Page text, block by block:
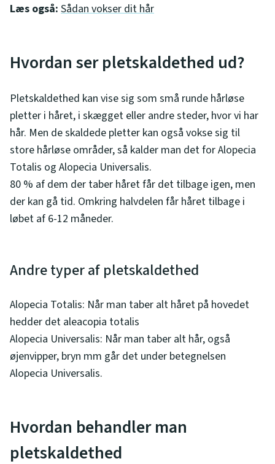
Læs også: Sådan vokser dit hår
Hvordan ser pletskaldethed ud?
Pletskaldethed kan vise sig som små runde hårløse
pletter i håret, i skægget eller andre steder, hvor vi har
hår. Men de skaldede pletter kan også vokse sig til
store hårløse områder, så kalder man det for Alopecia
Totalis og Alopecia Universalis.
80 % af dem der taber håret får det tilbage igen, men
der kan gå tid. Omkring halvdelen får håret tilbage i
løbet af 6-12 måneder.
Andre typer af pletskaldethed
Alopecia Totalis: Når man taber alt håret på hovedet
hedder det aleacopia totalis
Alopecia Universalis: Når man taber alt hår, også
øjenvipper, bryn mm går det under betegnelsen
Alopecia Universalis.
Hvordan behandler man
pletskaldethed